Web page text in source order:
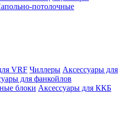
потолочные
VRF Чиллеры Аксессуары для
для фанкойлов
блоки Аксессуары для ККБ